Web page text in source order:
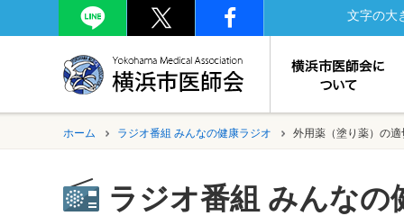
文字の大
ホーム ラジオ番組 みんなの健康ラジオ 外用薬（塗り薬）の
ラジオ番組 みんなの